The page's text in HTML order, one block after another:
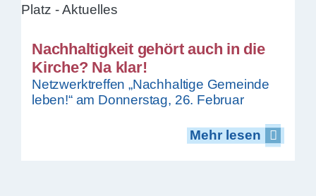
Nachhaltigkeit gehört auch in die
Kirche? Na klar!
Netzwerktreffen „Nachhaltige Gemeinde
leben!“ am Donnerstag, 26. Februar
Mehr lesen
Mehr lesen